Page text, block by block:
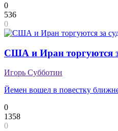
0
536
0
США и Иран торгуются
Игорь Субботин
Йемен вошел в повестку
0
1358
0